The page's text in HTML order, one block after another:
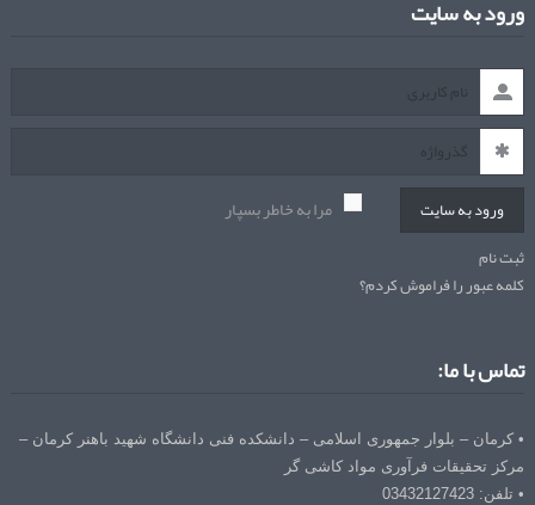
ورود به سایت
ورود به سایت مرا به خاطر بسپار
ثبت نام
کلمه عبور را فراموش کردم؟
تماس با ما:
• کرمان – بلوار جمهوری اسلامی – دانشکده فنی دانشگاه شهید باهنر کرمان –
مرکز تحقیقات فرآوری مواد کاشی گر
• تلفن: 03432127423